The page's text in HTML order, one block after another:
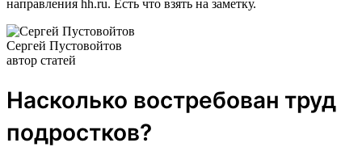
направления hh.ru. Есть что взять на заметку.
Сергей Пустовойтов
автор статей
Насколько востребован труд
подростков?